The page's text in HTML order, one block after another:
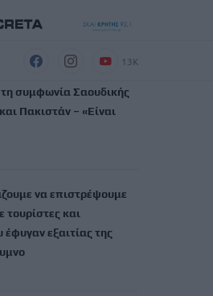
13K
τη συμφωνία Σαουδικής
Πακιστάν – «Είναι
να επιστρέψουμε
τουρίστες και
έφυγαν εξαιτίας της